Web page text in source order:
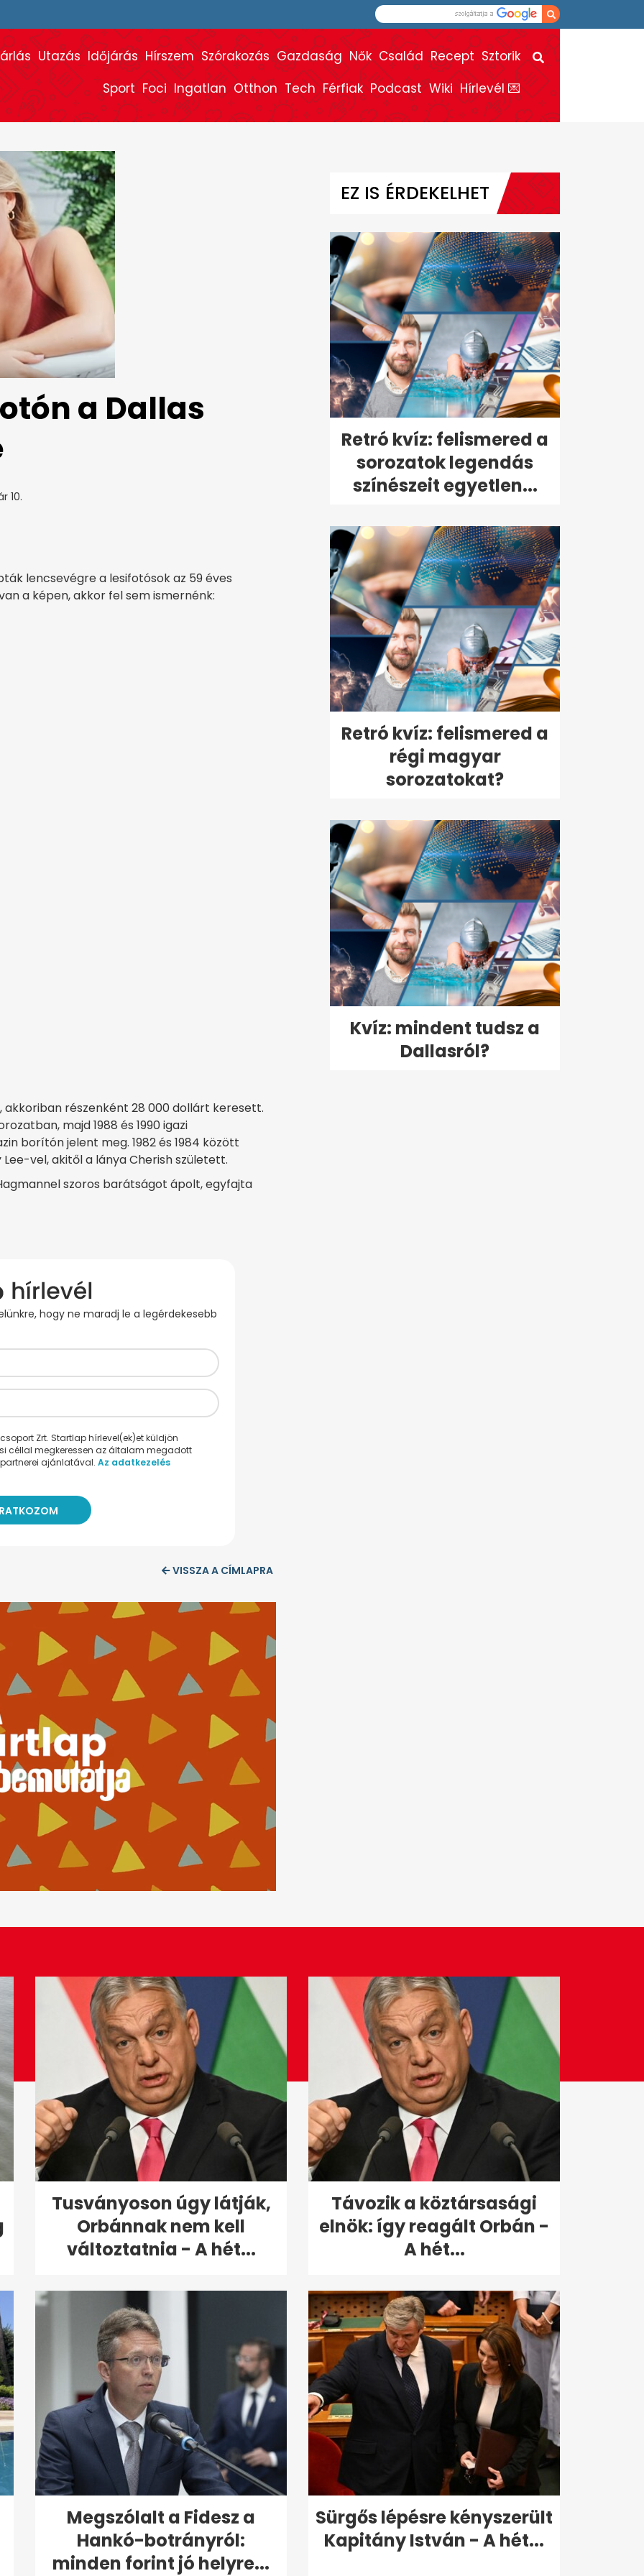
Utazás Időjárás Hírszem Szórakozás Gazdaság Nők Család Recept Sztorik
Sport Foci Ingatlan Otthon Tech Férfiak Podcast Wiki Hírlevél 💌
a Dallas
10.
lencsevégre a lesifotósok az 59 éves
a képen, akkor fel sem ismernénk:
akkoriban részenként 28 000 dollárt keresett.
majd 1988 és 1990 igazi
borítón jelent meg. 1982 és 1984 között
vel, akitől a lánya Cherish született.
szoros barátságot ápolt, egyfajta
hogy ne maradj le a legérdekesebb
Zrt. Startlap hírlevel(ek)et küldjön
céllal megkeressen az általam megadott
ajánlatával. Az adatkezelés
VISSZA A CÍMLAPRA
EZ IS ÉRDEKELHET
Retró kvíz: felismered a
sorozatok legendás
színészeit egyetlen...
Retró kvíz: felismered a
régi magyar
sorozatokat?
Kvíz: mindent tudsz a
Dallasról?
Tusványoson úgy látják,
Orbánnak nem kell
változtatnia - A hét...
Távozik a köztársasági
elnök: így reagált Orbán -
A hét...
Megszólalt a Fidesz a
Hankó-botrányról:
minden forint jó helyre...
Sürgős lépésre kényszerült
Kapitány István - A hét...